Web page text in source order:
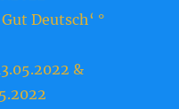
Deutsch‘ °
&